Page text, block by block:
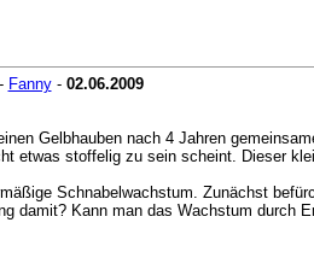
- Fanny- 02.06.2009
Gelbhauben nach 4 Jahren
etwas stoffelig zu sein scheint. Dieser
Schnabelwachstum. Zunächst
damit? Kann man das Wachstum durch